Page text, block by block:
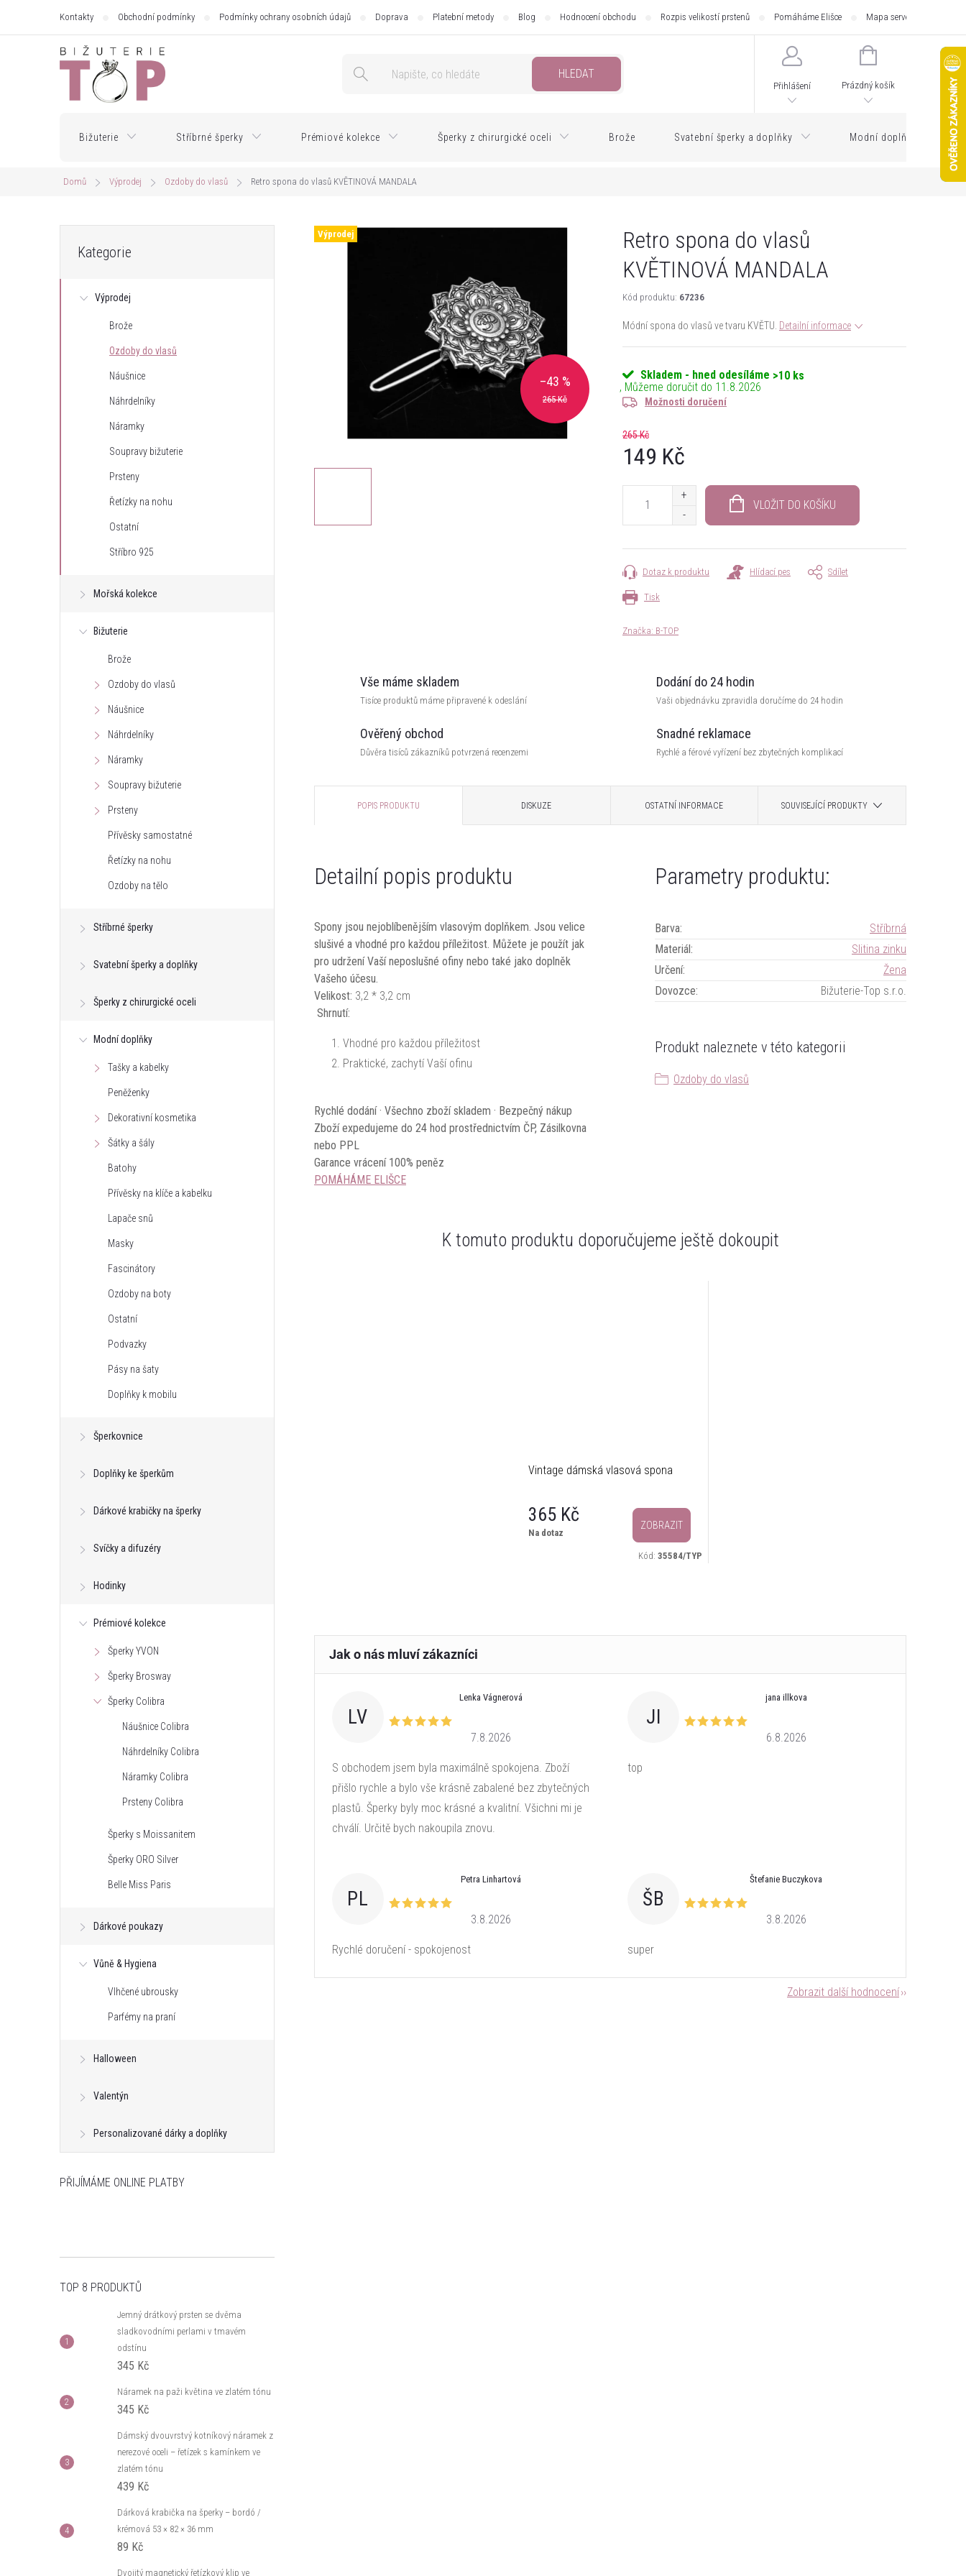
Kontakty Obchodní podmínky Podmínky ochrany osobních údajů Doprava Platební metody Blog Hodnocení obchodu Rozpis velikostí prstenů Pomáháme Elišce Mapa serveru
HLEDAT
Přihlášení
NÁKUPNÍ
Prázdný košík
Bižuterie Stříbrné šperky Prémiové kolekce Šperky z chirurgické oceli Brože Svatební šperky a doplňky Modní doplňky
Domů Výprodej Ozdoby do vlasů Retro spona do vlasů KVĚTINOVÁ MANDALA
o
kategorie
Kategorie
Výprodej
Brože
Ozdoby do vlasů
Náušnice
Náhrdelníky
Náramky
Soupravy bižuterie
Prsteny
Řetízky na nohu
Ostatní
Stříbro 925
Mořská kolekce
Bižuterie
Brože
Ozdoby do vlasů
Náušnice
Náhrdelníky
Náramky
Soupravy bižuterie
Prsteny
Přívěsky samostatné
Řetízky na nohu
Ozdoby na tělo
Stříbrné šperky
Svatební šperky a doplňky
Šperky z chirurgické oceli
Modní doplňky
Tašky a kabelky
Peněženky
Dekorativní kosmetika
Šátky a šály
Batohy
Přívěsky na klíče a kabelku
Lapače snů
Masky
Fascinátory
Ozdoby na boty
Ostatní
Podvazky
Pásy na šaty
Doplňky k mobilu
Šperkovnice
Doplňky ke šperkům
Dárkové krabičky na šperky
Svíčky a difuzéry
Hodinky
Prémiové kolekce
Šperky YVON
Šperky Brosway
Šperky Colibra
Náušnice Colibra
Náhrdelníky Colibra
Náramky Colibra
Prsteny Colibra
Šperky s Moissanitem
Šperky ORO Silver
Belle Miss Paris
Dárkové poukazy
Vůně & Hygiena
Vlhčené ubrousky
Parfémy na praní
Halloween
Valentýn
Personalizované dárky a doplňky
PŘIJÍMÁME ONLINE PLATBY
TOP 8 PRODUKTŮ
Jemný drátkový prsten se dvěma
sladkovodními perlami v tmavém
odstínu
345 Kč
Náramek na paži květina ve zlatém tónu
345 Kč
Dámský dvouvrstvý kotníkový náramek z
nerezové oceli – řetízek s kamínkem ve
zlatém tónu
439 Kč
Dárková krabička na šperky – bordó /
krémová 53 × 82 × 36 mm
89 Kč
Dvojitý magnetický řetízkový klip ve
Výprodej
265 Kč
–43 %
Retro spona do vlasů
KVĚTINOVÁ MANDALA
Kód produktu: 67236
Módní spona do vlasů ve tvaru KVĚTU. Detailní informace
Skladem - hned odesíláme >10 ks
11.8.2026
Možnosti doručení
265 Kč
149 Kč
VLOŽIT DO KOŠÍKU
Tisk
Dotaz k produktu Hlídací pes Sdílet
Značka: B-TOP
Vše máme skladem
Tisíce produktů máme připravené k odeslání
Dodání do 24 hodin
Vaši objednávku zpravidla doručíme do 24 hodin
Ověřený obchod
Důvěra tisíců zákazníků potvrzená recenzemi
Snadné reklamace
Rychlé a férové vyřízení bez zbytečných komplikací
POPIS PRODUKTU DISKUZE OSTATNÍ INFORMACE SOUVISEJÍCÍ PRODUKTY
Detailní popis produktu
Spony jsou nejoblíbenějším vlasovým doplňkem. Jsou velice
slušivé a vhodné pro každou příležitost. Můžete je použít jak
pro udržení Vaší neposlušné ofiny nebo také jako doplněk
Vašeho účesu.
Velikost: 3,2 * 3,2 cm
Shrnutí:
Vhodné pro každou příležitost
Praktické, zachytí Vaší ofinu
Rychlé dodání · Všechno zboží skladem · Bezpečný nákup
Zboží expedujeme do 24 hod prostřednictvím ČP, Zásilkovna
nebo PPL
Garance vrácení 100% peněz
POMÁHÁME ELIŠCE
Parametry produktu:
Barva:
Stříbrná
Materiál:
Slitina zinku
Určení:
Žena
Dovozce: Bižuterie-Top s.r.o.
Produkt naleznete v této kategorii
Ozdoby do vlasů
K tomuto produktu doporučujeme ještě dokoupit
Vintage dámská vlasová spona
365 Kč
Na dotaz
ZOBRAZIT
Kód: 35584/TYP
LV
Lenka Vágnerová
7.8.2026
S obchodem jsem byla maximálně spokojena. Zboží
přišlo rychle a bylo vše krásně zabalené bez zbytečných
plastů. Šperky byly moc krásné a kvalitní. Všichni mi je
chválí. Určitě bych nakoupila znovu.
JI
jana illkova
6.8.2026
top
PL
Petra Linhartová
3.8.2026
Rychlé doručení - spokojenost
ŠB
Štefanie Buczykova
3.8.2026
super
Zobrazit další hodnocení